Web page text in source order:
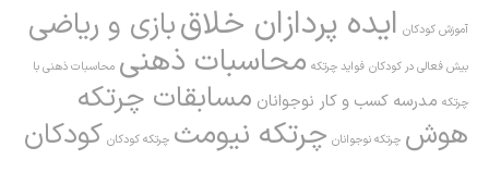
آموزش کودکان ایده پردازان خلاقبازی و ریاضی
بیش فعالی در کودکان فواید چرتکه محاسبات ذهنی محاسبات ذهنی با
چرتکه مدرسه کسب و کار نوجوانان مسابقات چرتکه
هوش چرتکه نوجوانان چرتکه نیومث چرتکه کودکان کودکان